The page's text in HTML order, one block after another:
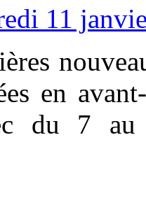
11
en
du 7